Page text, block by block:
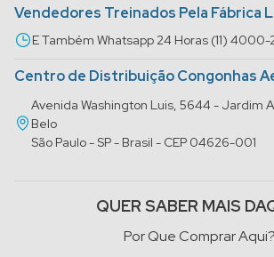
Vendedores Treinados Pela Fábrica
E Também Whatsapp 24 Horas (11)
Centro de Distribuição Congonhas
Avenida Washington Luis, 5644 - Jardim
Belo
São Paulo - SP - Brasil - CEP 04626-001
QUER SABER MAIS
Por Que Comprar Aqui?